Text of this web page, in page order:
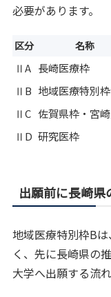
必要があります。
区分 名称
ⅡA 長崎医療枠
ⅡB 地域医療特別枠
ⅡC 佐賀県枠・宮
ⅡD 研究医枠
出願前に長崎県
地域医療特別枠B
く、先に長崎県の
大学へ出願する流